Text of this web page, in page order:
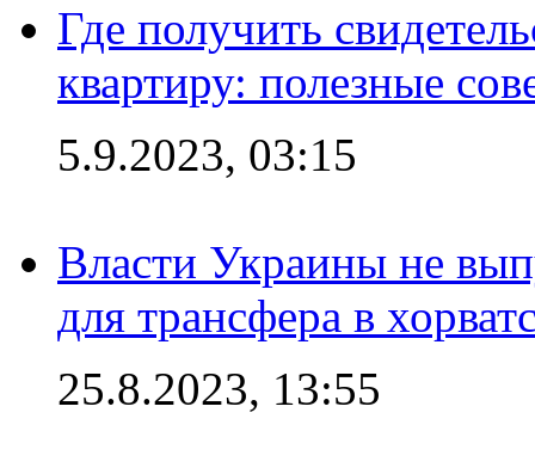
Где получить
квартиру: полезные
5.9.2023, 03:15
Власти Украины не
для трансфера в
25.8.2023, 13:55